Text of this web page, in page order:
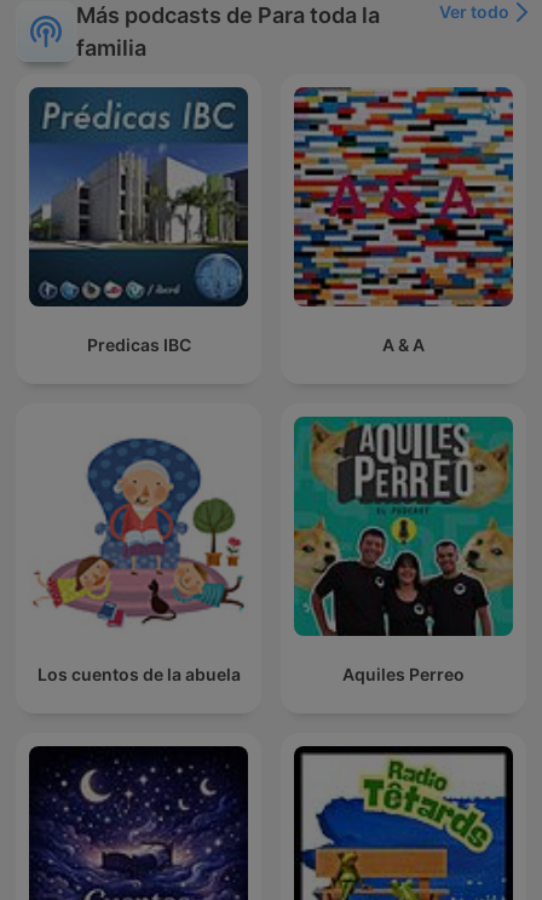
Más podcasts de Para toda la
familia
Ver todo
Predicas IBC A & A
Los cuentos de la abuela Aquiles Perreo